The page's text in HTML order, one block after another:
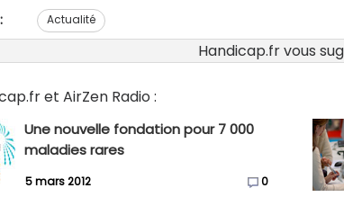
Actualité
Handicap.fr vous
et AirZen Radio :
Une nouvelle fondation pour 7 000
maladies rares
5 mars 2012 0